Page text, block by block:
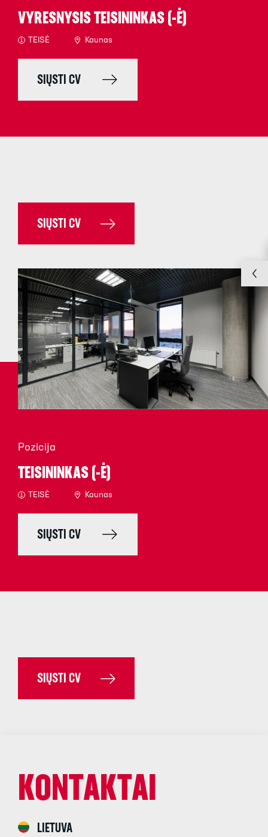
VYRESNYSIS TEISININKAS (-Ė)
TEISĖ Kaunas
SIŲSTI CV
SIŲSTI CV
Pozicija
TEISININKAS (-Ė)
TEISĖ Kaunas
SIŲSTI CV
SIŲSTI CV
KONTAKTAI
LIETUVA